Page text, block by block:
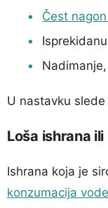
Čest
U nastavku
Loša ishrana
Ishrana koja je
konzumacija vode